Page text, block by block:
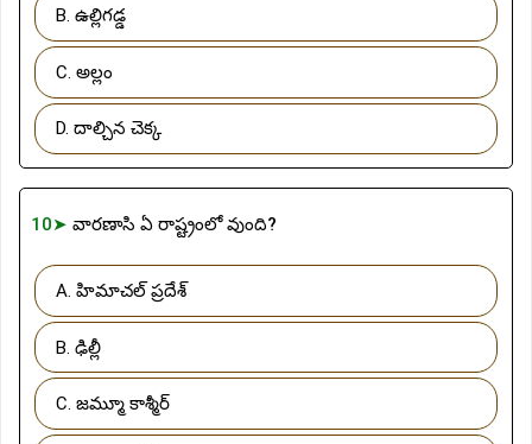
B. ఉల్లిగడ్డ
C. అల్లం
D. దాల్చిన చెక్క
10➤ వారణాసి ఏ రాష్ట్రంలో వుంది?
A. హిమాచల్ ప్రదేశ్
B. ఢిల్లీ
C. జమ్మూ కాశ్మీర్